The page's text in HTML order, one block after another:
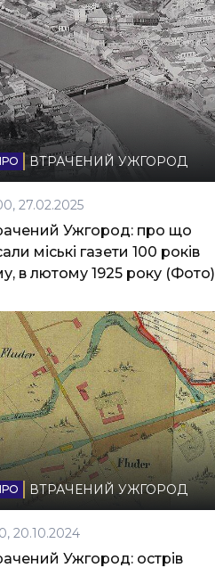
ВТРАЧЕНИЙ УЖГОРОД
27.02.2025
Ужгород: про що
міські газети 100 років
в лютому 1925 року (Фото)
ВТРАЧЕНИЙ УЖГОРОД
20.10.2024
Ужгород: острів